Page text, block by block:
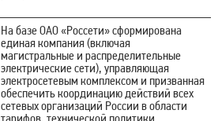
На базе ОАО «Россети» сформирована
единая компания (включая
магистральные и распределительные
электрические сети), управляющая
электросетевым комплексом и призванная
обеспечить координацию действий всех
сетевых организаций России в области